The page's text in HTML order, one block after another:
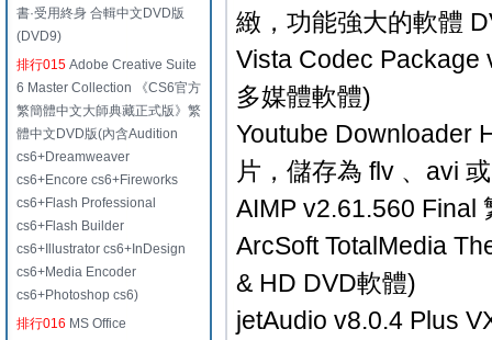
書·受用終身 合輯中文DVD版
(DVD9)
排行015 Adobe Creative Suite
6 Master Collection 《CS6官方
繁簡體中文大師典藏正式版》繁
體中文DVD版(內含Audition
cs6+Dreamweaver
cs6+Encore cs6+Fireworks
cs6+Flash Professional
cs6+Flash Builder
cs6+Illustrator cs6+InDesign
cs6+Media Encoder
cs6+Photoshop cs6)
排行016 MS Office
緻，功能強大的軟體
Vista Codec Package
多媒體軟體)
Youtube Downloader
片，儲存為 flv 、avi
AIMP v2.61.560 Final
ArcSoft TotalMedia
& HD DVD軟體)
jetAudio v8.0.4 Plus